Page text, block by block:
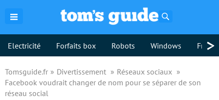
Electricité Forfaits box Robots Windows >
Tomsguide.fr Divertissement
Réseaux sociaux
Facebook voudrait changer de nom pour se séparer de son
réseau social